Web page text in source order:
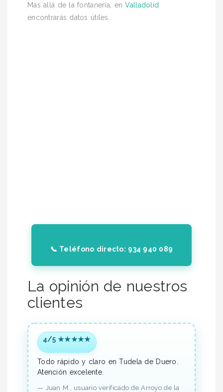
Más allá de la fontanería, enValladolid
encontrarás datos útiles.
📞 Teléfono directo: 934 940 089
La opinión de nuestros
clientes
4/5 ★★★★★
Todo rápido y claro en Tudela de Duero.
Atención excelente.
— Juan M., usuario verificado de Arroyo de la